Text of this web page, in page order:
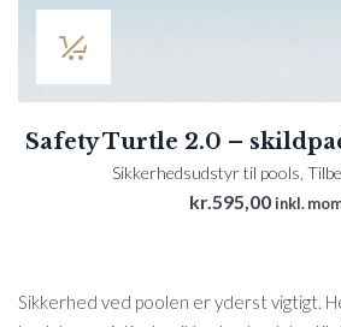
Safety Turtle 2.0 –
Sikkerhedsudstyr til pools
kr.595,00inkl.
Sikkerhed ved poolen er yderst vigtigt.